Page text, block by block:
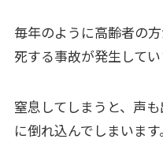
毎年のように高齢者の
死する事故が発生してい
窒息してしまうと、声
に倒れ込んでしまいます。